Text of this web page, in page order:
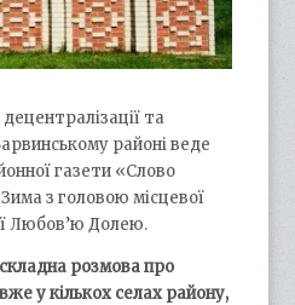
та
районі веде
газети «Слово
з головою місцевої
Любов’ю Долею.
розмова про
у кількох селах району,